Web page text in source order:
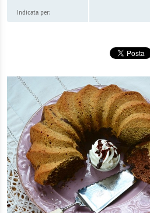
Indicata per: